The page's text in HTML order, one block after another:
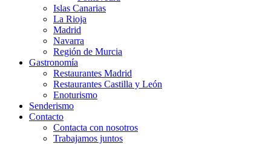
Islas Canarias
La Rioja
Madrid
Navarra
Región de Murcia
Gastronomía
Restaurantes Madrid
Restaurantes Castilla y León
Enoturismo
Senderismo
Contacto
Contacta con nosotros
Trabajamos juntos